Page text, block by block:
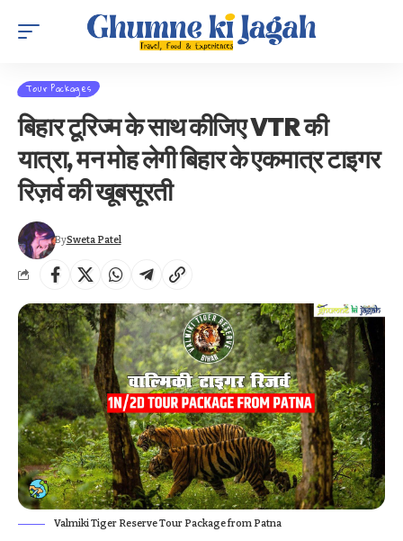
Tour Packages
बिहार टूरिज्म के साथ कीजिए VTR की
यात्रा, मन मोह लेगी बिहार के एकमात्र टाइगर
रिज़र्व की खूबसूरती
BySweta Patel
Valmiki Tiger Reserve Tour Package from Patna